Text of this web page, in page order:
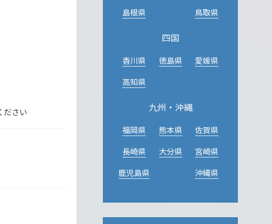
ださい
島根県
鳥取県
四国
香川県 徳島県
愛媛県
高知県
九州・沖縄
福岡県 熊本県
佐賀県
長崎県
大分県
宮崎県
鹿児島県
沖縄県